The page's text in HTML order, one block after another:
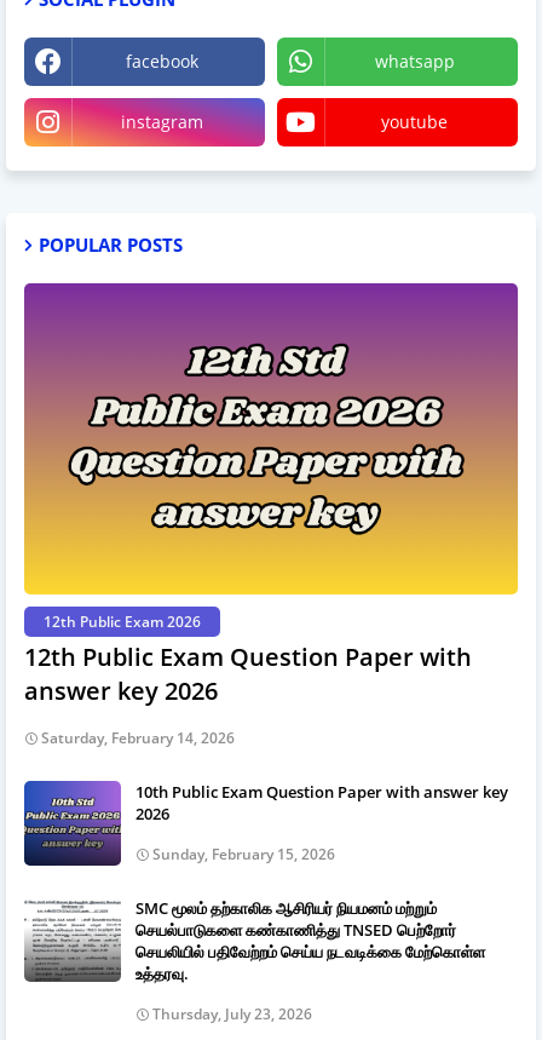
facebook whatsapp
instagram youtube
POPULAR POSTS
12th Public Exam 2026
12th Public Exam Question Paper with
answer key 2026
Saturday, February 14, 2026
10th Public Exam Question Paper with answer key
2026
Sunday, February 15, 2026
SMC மூலம் தற்காலிக ஆசிரியர் நியமனம் மற்றும்
செயல்பாடுகளை கண்காணித்து TNSED பெற்றோர்
செயலியில் பதிவேற்றம் செய்ய நடவடிக்கை மேற்கொள்ள
உத்தரவு.
Thursday, July 23, 2026